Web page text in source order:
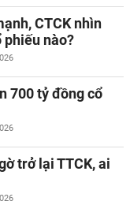
CTCK nhìn
phiếu nào?
700 tỷ đồng cổ
trở lại TTCK, ai